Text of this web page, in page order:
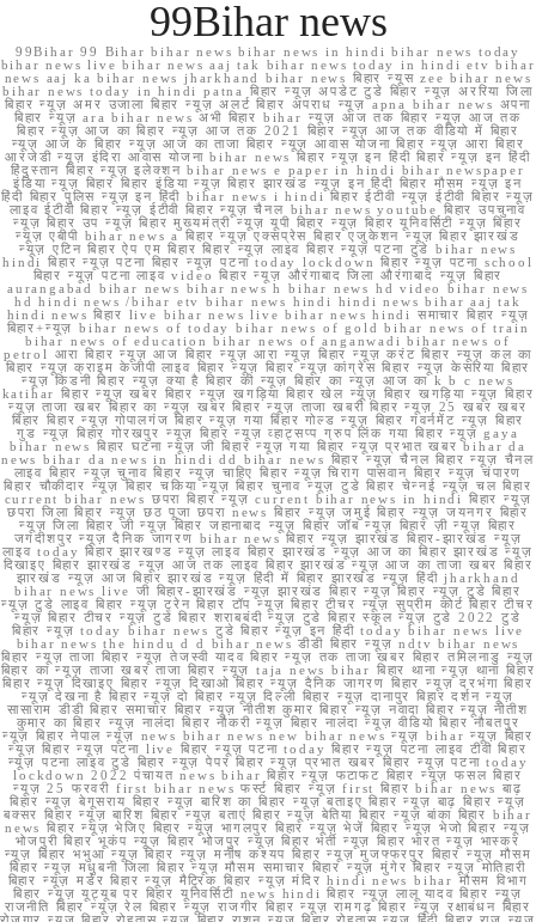
99Bihar news
99Bihar 99 Bihar bihar news bihar news in hindi bihar news today
bihar news live bihar news aaj tak bihar news today in hindi etv bihar
news aaj ka bihar news jharkhand bihar news बिहार न्यूस zee bihar news
bihar news today in hindi patna बिहार न्यूज़ अपडेट टुडे बिहार न्यूज़ अररिया जिला
बिहार न्यूज़ अमर उजाला बिहार न्यूज़ अलर्ट बिहार अपराध न्यूज़ apna bihar news अपना
बिहार न्यूज़ ara bihar news अभी बिहार bihar न्यूज़ आज तक बिहार न्यूज़ आज तक
बिहार न्यूज़ आज का बिहार न्यूज़ आज तक 2021 बिहार न्यूज़ आज तक वीडियो में बिहार
न्यूज़ आज के बिहार न्यूज़ आज का ताजा बिहार न्यूज़ आवास योजना बिहार न्यूज़ आरा बिहार
आरजेडी न्यूज़ इंदिरा आवास योजना bihar news बिहार न्यूज़ इन हिंदी बिहार न्यूज़ इन हिंदी
हिंदुस्तान बिहार न्यूज़ इलेक्शन bihar news e paper in hindi bihar newspaper
इंडिया न्यूज़ बिहार बिहार इंडिया न्यूज़ बिहार झारखंड न्यूज़ इन हिंदी बिहार मौसम न्यूज़ इन
हिंदी बिहार पुलिस न्यूज़ इन हिंदी bihar news i hindi बिहार ईटीवी न्यूज़ ईटीवी बिहार न्यूज़
लाइव ईटीवी बिहार न्यूज़ ईटीवी बिहार न्यूज़ चैनल bihar news youtube बिहार उपचुनाव
न्यूज़ बिहार उप न्यूज़ बिहार मुख्यमंत्री न्यूज़ यूपी बिहार न्यूज़ बिहार यूनिवर्सिटी न्यूज़ बिहार
न्यूज़ एबीपी bihar news a बिहार न्यूज़ एक्सप्रेस बिहार एजुकेशन न्यूज़ बिहार झारखंड
न्यूज़ एटिन बिहार ऐप एम बिहार बिहार न्यूज़ लाइव बिहार न्यूज़ पटना टुडे bihar news
hindi बिहार न्यूज़ पटना बिहार न्यूज़ पटना today lockdown बिहार न्यूज़ पटना school
बिहार न्यूज़ पटना लाइव video बिहार न्यूज़ औरंगाबाद जिला औरंगाबाद न्यूज़ बिहार
aurangabad bihar news bihar news h bihar news hd video bihar news
hd hindi news /bihar etv bihar news hindi hindi news bihar aaj tak
hindi news बिहार live bihar news live bihar news hindi समाचार बिहार न्यूज़
बिहार+न्यूज़ bihar news of today bihar news of gold bihar news of train
bihar news of education bihar news of anganwadi bihar news of
petrol आरा बिहार न्यूज़ आज बिहार न्यूज़ आरा न्यूज़ बिहार न्यूज़ करंट बिहार न्यूज़ कल का
बिहार न्यूज़ क्राइम केजीपी लाइव बिहार न्यूज़ बिहार न्यूज़ कांग्रेस बिहार न्यूज़ केसरिया बिहार
न्यूज़ किडनी बिहार न्यूज़ क्या है बिहार की न्यूज़ बिहार का न्यूज़ आज का k b c news
katihar बिहार न्यूज़ खबर बिहार न्यूज़ खगड़िया बिहार खेल न्यूज़ बिहार खगड़िया न्यूज़ बिहार
न्यूज़ ताजा खबर बिहार का न्यूज़ खबर बिहार न्यूज़ ताजा खबरी बिहार न्यूज़ 25 खबर खबर
बिहार बिहार न्यूज़ गोपालगंज बिहार न्यूज़ गया बिहार गोल्ड न्यूज़ बिहार गवर्नमेंट न्यूज़ बिहार
गुड न्यूज़ बिहार गोरखपुर न्यूज़ बिहार न्यूज़ व्हाट्सप्प ग्रुप लिंक गया बिहार न्यूज़ gaya
bihar news बिहार घटना न्यूज़ जी बिहार न्यूज़ गया बिहार न्यूज़ प्रभात खबर bihar da
news bihar da news in hindi dd bihar news बिहार न्यूज़ चैनल बिहार न्यूज़ चैनल
लाइव बिहार न्यूज़ चुनाव बिहार न्यूज़ चाहिए बिहार न्यूज़ चिराग पासवान बिहार न्यूज़ चंपारण
बिहार चौकीदार न्यूज़ बिहार चकिया न्यूज़ बिहार चुनाव न्यूज़ टुडे बिहार चेन्नई न्यूज़ चल बिहार
current bihar news छपरा बिहार न्यूज़ current bihar news in hindi बिहार न्यूज़
छपरा जिला बिहार न्यूज़ छठ पूजा छपरा news बिहार न्यूज़ जमुई बिहार न्यूज़ जयनगर बिहार
न्यूज़ जिला बिहार जी न्यूज़ बिहार जहानाबाद न्यूज़ बिहार जॉब न्यूज़ बिहार ज़ी न्यूज़ बिहार
जगदीशपुर न्यूज़ दैनिक जागरण bihar news बिहार न्यूज़ झारखंड बिहार-झारखंड न्यूज़
लाइव today बिहार झारखण्ड न्यूज़ लाइव बिहार झारखंड न्यूज़ आज का बिहार झारखंड न्यूज़
दिखाइए बिहार झारखंड न्यूज़ आज तक लाइव बिहार झारखंड न्यूज़ आज का ताजा खबर बिहार
झारखंड न्यूज़ आज बिहार झारखंड न्यूज़ हिंदी में बिहार झारखंड न्यूज़ हिंदी jharkhand
bihar news live जी बिहार-झारखंड न्यूज़ झारखंड बिहार न्यूज़ बिहार न्यूज़ टुडे बिहार
न्यूज़ टुडे लाइव बिहार न्यूज़ ट्रेन बिहार टॉप न्यूज़ बिहार टीचर न्यूज़ सुप्रीम कोर्ट बिहार टीचर
न्यूज़ बिहार टीचर न्यूज़ टुडे बिहार शराबबंदी न्यूज़ टुडे बिहार स्कूल न्यूज़ टुडे 2022 टुडे
बिहार न्यूज़ today bihar news टुडे बिहार न्यूज़ इन हिंदी today bihar news live
bihar news the hindu d d bihar news डीडी बिहार न्यूज़ ndtv bihar news
बिहार न्यूज़ ताजा बिहार न्यूज़ तेजस्वी यादव बिहार न्यूज़ तक ताजा खबर बिहार तमिलनाडु न्यूज़
बिहार का न्यूज़ ताजा खबर ताजा बिहार न्यूज़ taja news bihar बिहार थाना न्यूज़ थाना बिहार
बिहार न्यूज़ दिखाइए बिहार न्यूज़ दिखाओ बिहार न्यूज़ दैनिक जागरण बिहार न्यूज़ दरभंगा बिहार
न्यूज़ देखना है बिहार न्यूज़ दो बिहार न्यूज़ दिल्ली बिहार न्यूज़ दानापुर बिहार दर्शन न्यूज़
सासाराम डीडी बिहार समाचार बिहार न्यूज़ नीतीश कुमार बिहार न्यूज़ नवादा बिहार न्यूज़ नीतीश
कुमार का बिहार न्यूज़ नालंदा बिहार नौकरी न्यूज़ बिहार नालंदा न्यूज़ वीडियो बिहार नौबतपुर
न्यूज़ बिहार नेपाल न्यूज़ news bihar news new bihar news न्यूज़ bihar न्यूज़ बिहार
न्यूज़ बिहार न्यूज़ पटना live बिहार न्यूज़ पटना today बिहार न्यूज़ पटना लाइव टीवी बिहार
न्यूज़ पटना लाइव टुडे बिहार न्यूज़ पेपर बिहार न्यूज़ प्रभात खबर बिहार न्यूज़ पटना today
lockdown 2022 पंचायत news bihar बिहार न्यूज़ फटाफट बिहार न्यूज़ फसल बिहार
न्यूज़ 25 फरवरी first bihar news फर्स्ट बिहार न्यूज़ first बिहार bihar news बाढ़
बिहार न्यूज़ बेगूसराय बिहार न्यूज़ बारिश का बिहार न्यूज़ बताइए बिहार न्यूज़ बाढ़ बिहार न्यूज़
बक्सर बिहार न्यूज़ बारिश बिहार न्यूज़ बताएं बिहार न्यूज़ बेतिया बिहार न्यूज़ बांका बिहार bihar
news बिहार न्यूज़ भेजिए बिहार न्यूज़ भागलपुर बिहार न्यूज़ भेजें बिहार न्यूज़ भेजो बिहार न्यूज़
भोजपुरी बिहार भूकंप न्यूज़ बिहार भोजपुर न्यूज़ बिहार भर्ती न्यूज़ बिहार भारत न्यूज़ भास्कर
न्यूज़ बिहार भभुआ न्यूज़ बिहार न्यूज़ मनीष कश्यप बिहार न्यूज़ मुजफ्फरपुर बिहार न्यूज़ मौसम
बिहार न्यूज़ मधुबनी जिला बिहार न्यूज़ मौसम समाचार बिहार न्यूज़ मुंगेर बिहार न्यूज़ मोतिहारी
बिहार न्यूज़ मर्डर बिहार न्यूज़ मैट्रिक बिहार न्यूज़ मंदिर hindi news bihar मौसम विभाग
बिहार न्यूज़ यूट्यूब पर बिहार यूनिवर्सिटी news hindi बिहार न्यूज़ लालू यादव बिहार न्यूज़
राजनीति बिहार न्यूज़ रेल बिहार न्यूज़ राजगीर बिहार न्यूज़ रामगढ़ बिहार न्यूज़ रक्षाबंधन बिहार